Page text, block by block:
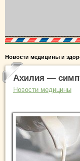
Новости медицины и
Ахилия —
Новости медицины